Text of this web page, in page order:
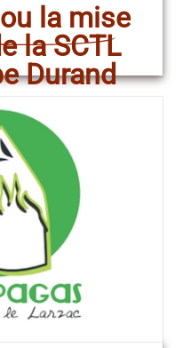
la mise
la SCTL
Durand